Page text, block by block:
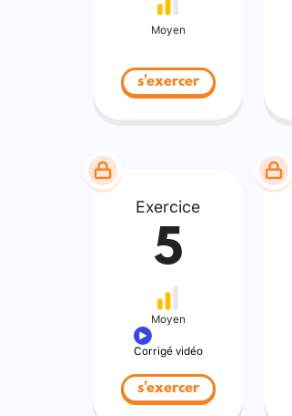
Moyen
s'exercer
Exercice
5
Moyen
Corrigé vidéo
s'exercer